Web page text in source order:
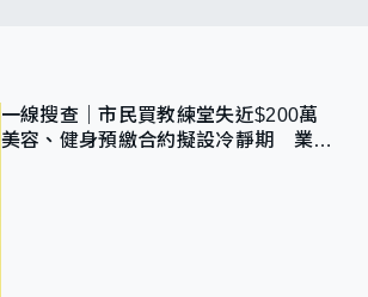
一線搜查｜市民買教練堂失近$200萬
美容、健身預繳合約擬設冷靜期 業界